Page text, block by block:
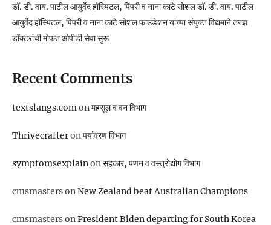
डॉ. डी. वाय. पाटील आयुर्वेद हॉस्पिटल, पिंपरी व नाना काटे सोशल डॉ. डी. वाय. पाटील
आयुर्वेद हॉस्पिटल, पिंपरी व नाना काटे सोशल फाउंडेशन यांच्या संयुक्त विद्यमाने तज्ज्ञ
डॉक्टरांची मोफत ओपीडी सेवा सुरू
Recent Comments
textslangs.comonमहसूल व वन विभाग
Thrivecrafteronपर्यावरण विभाग
symptomsexplainonसहकार, पणन व वस्‍त्रोद्योग विभाग
cmsmastersonNew Zealand beat Australian Champions
cmsmastersonPresident Biden departing for South Korea